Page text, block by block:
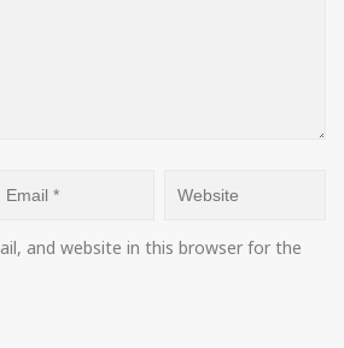
and website in this browser for the